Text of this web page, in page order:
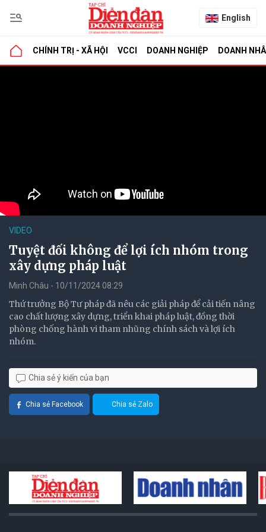
English
CHÍNH TRỊ - XÃ HỘI VCCI DOANH NGHIỆP DOANH
VIDEO
Tuyệt đối không để lợi ích nhóm trong
xây dựng pháp luật
Minh Châu - 10/11/2024 08:29
Thứ trưởng Bộ Tư pháp đã nêu các giải pháp để cải tiến nâng
cao chất lượng xây dựng, triển khai pháp luật, đồng thời
phòng chống hành vi tham nhũng chính sách và lợi ích
nhóm.
Chia sẻ ý kiến của bạn
Chia sẻ Facebook Chia sẻ Zalo